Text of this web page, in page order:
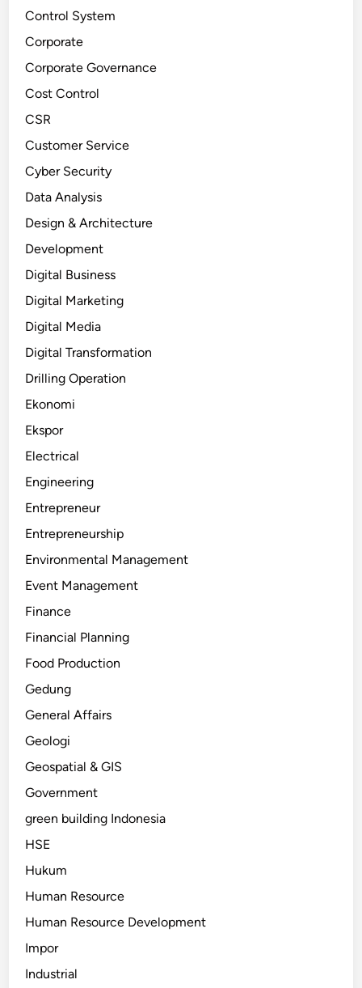
Control System
Corporate
Corporate Governance
Cost Control
CSR
Customer Service
Cyber Security
Data Analysis
Design & Architecture
Development
Digital Business
Digital Marketing
Digital Media
Digital Transformation
Drilling Operation
Ekonomi
Ekspor
Electrical
Engineering
Entrepreneur
Entrepreneurship
Environmental Management
Event Management
Finance
Financial Planning
Food Production
Gedung
General Affairs
Geologi
Geospatial & GIS
Government
green building Indonesia
HSE
Hukum
Human Resource
Human Resource Development
Impor
Industrial